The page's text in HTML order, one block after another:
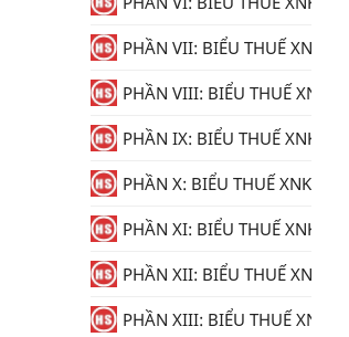
PHẦN VII: BIỂU THUẾ XNK
PHẦN VIII: BIỂU THUẾ XNK
PHẦN IX: BIỂU THUẾ XNK
PHẦN X: BIỂU THUẾ XNK
PHẦN XI: BIỂU THUẾ XNK
PHẦN XII: BIỂU THUẾ XNK
PHẦN XIII: BIỂU THUẾ XNK